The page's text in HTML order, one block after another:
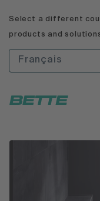
Select a different
products and
Français